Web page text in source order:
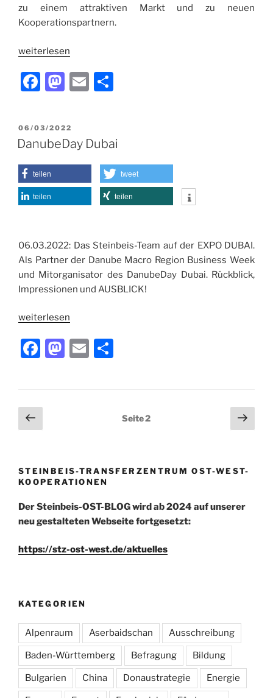
zu einem attraktiven Markt und zu neuen
Kooperationspartnern.
weiterlesen
F
c
e
b
o
o
M
st
o
d
o
E
l
n
VERÖFFENTLICHT
AM
06/03/2022
DanubeDay Dubai
teilen tweet
teilen teilen
06.03.2022: Das Steinbeis-Team auf der EXPO DUBAI.
Als Partner der Danube Macro Region Business Week
und Mitorganisator des DanubeDay Dubai. Rückblick,
Impressionen und AUSBLICK!
weiterlesen
F
e
b
o
k
M
n
E
Seitennummerierung
der
Vorherige
Seite
Seite2
STEINBEIS-TRANSFERZENTRUM OST-WEST-
KOOPERATIONEN
Der Steinbeis-OST-BLOG wird ab 2024 auf unserer
neu gestalteten Webseite fortgesetzt:
https://stz-ost-west.de/aktuelles
KATEGORIEN
Alpenraum Aserbaidschan Ausschreibung
Baden-Württemberg Befragung Bildung
Bulgarien China Donaustrategie Energie